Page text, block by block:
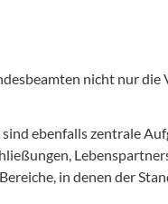
nicht nur
ebenfalls zentrale
in denen der